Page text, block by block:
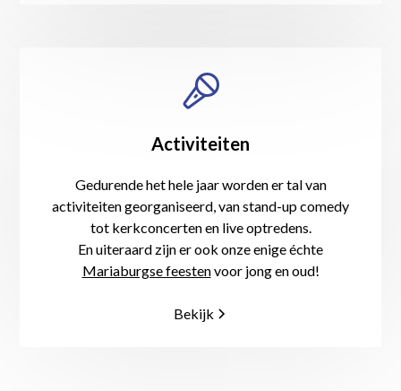
Activiteiten
Gedurende het hele jaar worden er tal van
activiteiten georganiseerd, van stand-up comedy
tot kerkconcerten en live optredens.
En uiteraard zijn er ook onze enige échte
Mariaburgse feestenvoor jong en oud!
Bekijk